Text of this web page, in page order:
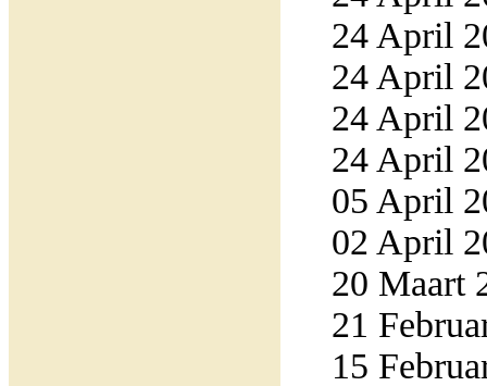
24 April
24 April
24 April
24 April
05 April
02 April
20 Maart
21
15